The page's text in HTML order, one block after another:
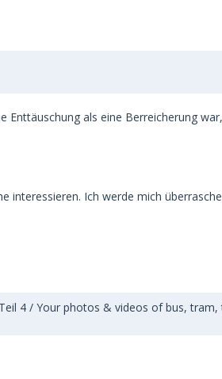
als eine Berreicherung
interessieren. Ich werde mich
4 / Your photos & videos of bus,